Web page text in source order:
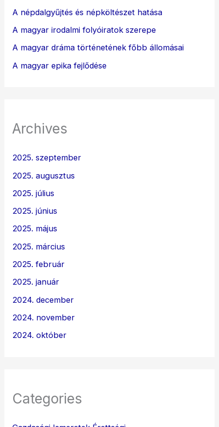
A népdalgyűjtés és népköltészet hatása
A magyar irodalmi folyóiratok szerepe
A magyar dráma történetének főbb állomásai
A magyar epika fejlődése
Archives
2025. szeptember
2025. augusztus
2025. július
2025. június
2025. május
2025. március
2025. február
2025. január
2024. december
2024. november
2024. október
Categories